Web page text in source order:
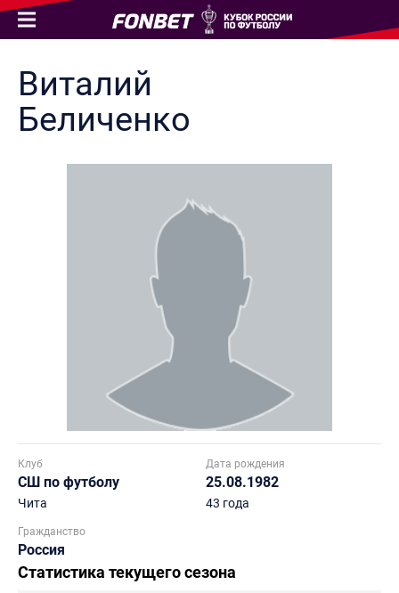
Виталий
Беличенко
Клуб
СШ по футболу
Чита
Дата рождения
25.08.1982
43 года
Гражданство
Россия
Статистика текущего сезона